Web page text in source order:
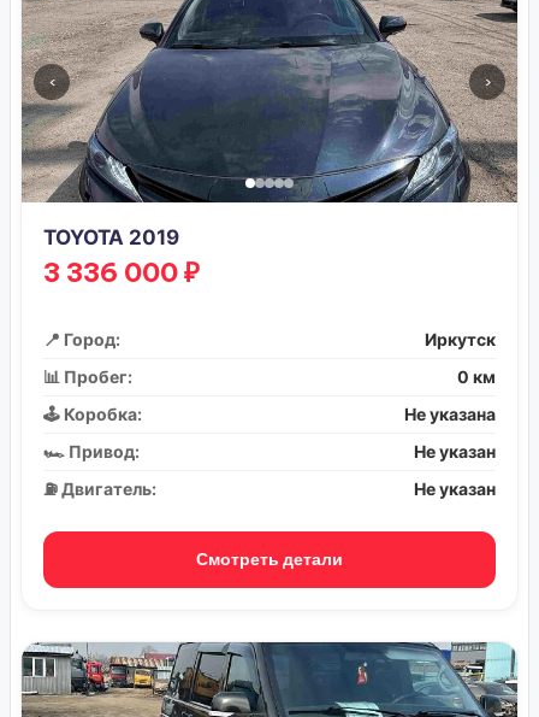
‹ ›
TOYOTA 2019
3 336 000 ₽
📍 Город:
Иркутск
📊 Пробег:
0 км
🕹️ Коробка:
Не указана
🏎️ Привод:
Не указан
⛽ Двигатель:
Не указан
Смотреть детали